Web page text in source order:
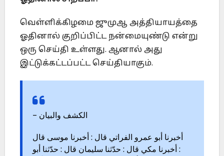
வெள்ளிக்கிழமை ஜுமுஆ அத்தியாயத்தை
ஓதினால் குறிப்பிட்ட நன்மையுண்டு என்று
ஒரு செய்தி உள்ளது. ஆனால் அது
இட்டுக்கட்டப்பட்ட செய்தியாகும்.
الكشف والبيان –
أخبرنا أبو عمرو الفراتي قال : أخبرنا موسى قال
: أخبرنا مكي قال : حدّثنا سليمان قال : حدّثنا أبو